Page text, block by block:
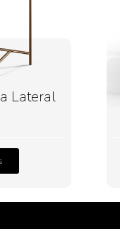
Lateral